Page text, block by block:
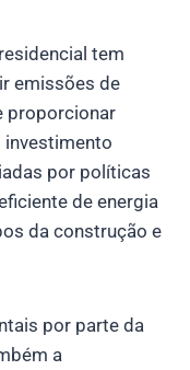
tem
emissões de
proporcionar
por políticas
de energia
da construção e
por parte da
a